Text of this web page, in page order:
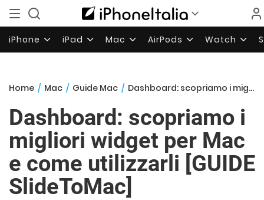
iPhone iPad Mac AirPods Watch
Home / Mac / Guide Mac / Dashboard: scopriamo i migliori widget per Mac e come utilizzarli [GUIDE SlideToMac]
Dashboard: scopriamo i
migliori widget per Mac
e come utilizzarli [GUIDE
SlideToMac]